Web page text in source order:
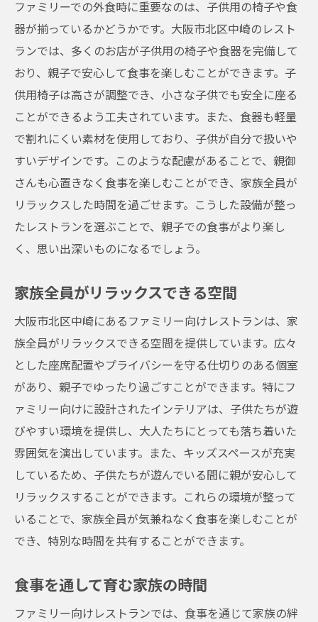
ファミリーでの外食時に重要なのは、子供用の椅子や食
器が揃っているかどうかです。大阪市北区中崎のレスト
ランでは、多くのお店が子供用の椅子や食器を完備して
おり、親子で安心して食事を楽しむことができます。子
供用椅子は高さが調整でき、小さな子供でも安全に座る
ことができるよう工夫されています。また、食器も軽量
で割れにくい素材を使用しており、子供が自分で扱いや
すいデザインです。このような配慮があることで、親御
さんも心置きなく食事を楽しむことができ、家族全員が
リラックスした時間を過ごせます。こうした設備が整っ
たレストランを選ぶことで、親子での食事がより楽し
く、思い出深いものになるでしょう。
家族全員がリラックスできる空間
大阪市北区中崎にあるファミリー向けレストランは、家
族全員がリラックスできる空間を提供しています。広々
とした座席配置やプライバシーを守る仕切りのある個室
があり、親子でゆったり過ごすことができます。特にフ
ァミリー向けに設計されたインテリアは、子供たちが遊
びやすい環境を提供し、大人たちにとっても落ち着いた
雰囲気を演出しています。また、キッズスペースが充実
しているため、子供たちが遊んでいる間に親が安心して
リラックスすることができます。これらの環境が整って
いることで、家族全員が気兼ねなく食事を楽しむことが
でき、特別な時間を共有することができます。
食事を通して育む家族の時間
ファミリー向けレストランでは、食事を通じて家族の絆